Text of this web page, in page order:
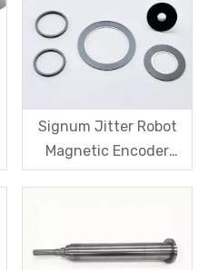
Accuracy,
Calibrationem, Pretium
Signum Jitter Robot
Magnetic Encoder
Sensoriis - Ex
Causa resolutio